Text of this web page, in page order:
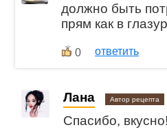
должно быть
прям как в
0 ответить
Лана Автор рецепта
Спасибо, вкусно!